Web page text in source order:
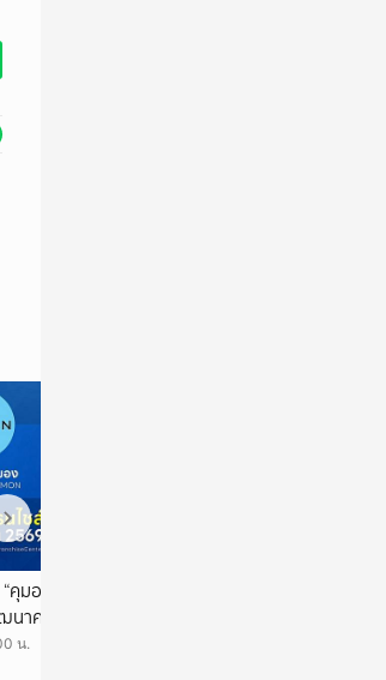
มอง” แฟรนไชส์การศึกษา
นาคน! หลักสูตรเพื่อคนยุค
น.